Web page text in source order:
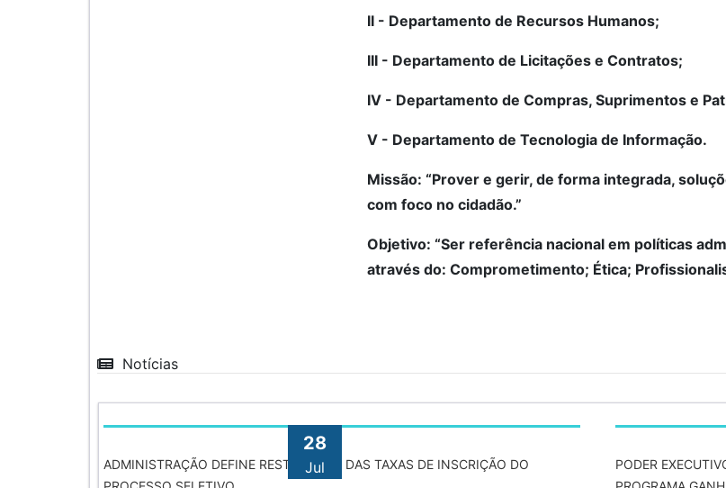
II - Departamento de Recursos Humanos;
III - Departamento de Licitações e Contratos;
IV - Departamento de Compras, Suprimentos e
V - Departamento de Tecnologia de Informação.
Missão: “Prover e gerir, de forma integrada,
com foco no cidadão.”
Objetivo: “Ser referência nacional em políticas
através do: Comprometimento; Ética;
Notícias
28
Jul
ADMINISTRAÇÃO DEFINE RESTITUIÇÃO DAS TAXAS DE INSCRIÇÃO DO
PODER